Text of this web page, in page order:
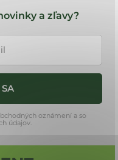
a zľavy?
oznámení a so
údajov.